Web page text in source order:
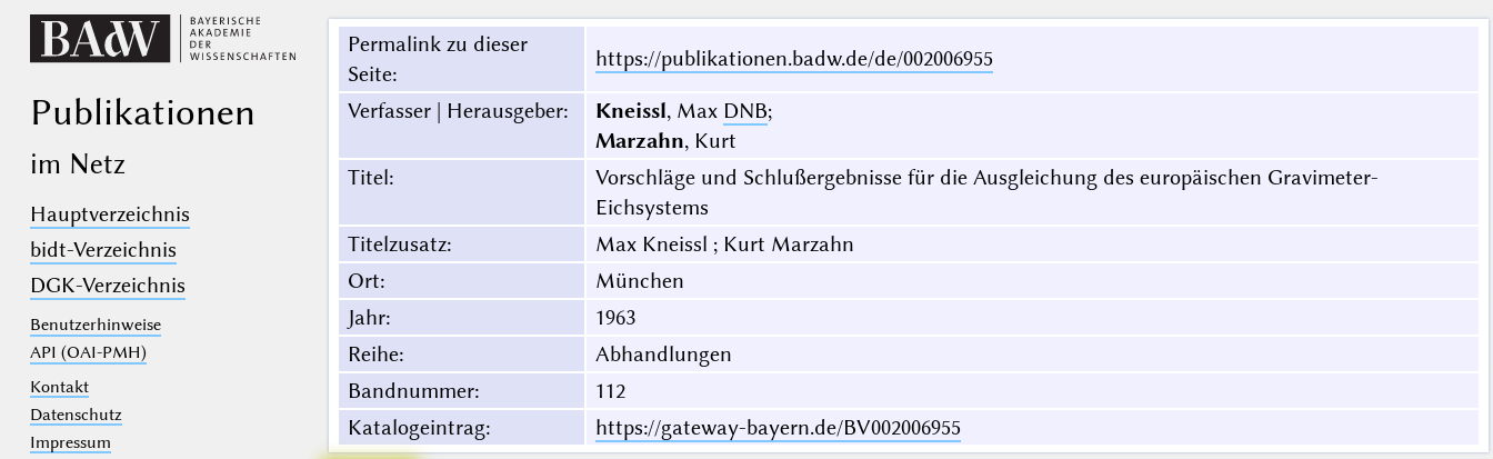
Publikationen
im Netz
Hauptverzeichnis
bidt-Verzeichnis
DGK-Verzeichnis
Benutzerhinweise
API (OAI-PMH)
Kontakt
Datenschutz
Impressum
Permalink zu dieser
Seite:
https://publikationen.badw.de/de/002006955
Verfasser | Herausgeber: Kneissl, Max DNB;
Marzahn, Kurt
Titel:
Vorschläge und Schlußergebnisse für die Ausgleichung des europäischen Gravimeter-
Eichsystems
Titelzusatz:
Max Kneissl ; Kurt Marzahn
Ort:
München
Jahr:
1963
Reihe:
Abhandlungen
Bandnummer:
112
Katalogeintrag: https://gateway-bayern.de/BV002006955